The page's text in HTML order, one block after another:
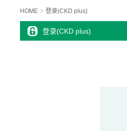
HOME 登录(CKD plus)
登录(CKD plus)